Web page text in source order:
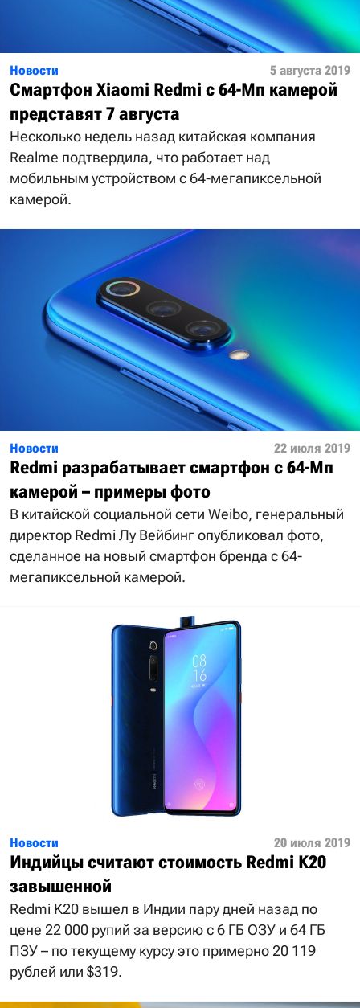
Новости 5 августа 2019
Смартфон Xiaomi Redmi с 64-Мп камерой
представят 7 августа
Несколько недель назад китайская компания
Realme подтвердила, что работает над
мобильным устройством с 64-мегапиксельной
камерой.
Новости 22 июля 2019
Redmi разрабатывает смартфон с 64-Мп
камерой – примеры фото
В китайской социальной сети Weibo, генеральный
директор Redmi Лу Вейбинг опубликовал фото,
сделанное на новый смартфон бренда с 64-
мегапиксельной камерой.
Новости 20 июля 2019
Индийцы считают стоимость Redmi K20
завышенной
Redmi K20 вышел в Индии пару дней назад по
цене 22 000 рупий за версию с 6 ГБ ОЗУ и 64 ГБ
ПЗУ – по текущему курсу это примерно 20 119
рублей или $319.